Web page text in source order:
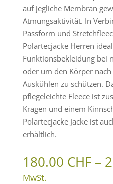
auf jegliche Membran
Atmungsaktivität. In
Passform und
Polartecjacke Herren
Funktionsbekleidung bei
oder um den Körper
Auskühlen zu schützen.
pflegeleichte Fleece ist
Kragen und einem
Polartecjacke Jacke ist
erhältlich.
180.00 CHF –
MwSt.